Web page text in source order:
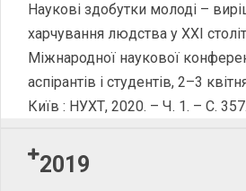
Наукові здобутки молоді –
харчування людства у XXI
Міжнародної наукової
аспірантів і студентів, 2–3
Київ : НУХТ, 2020. – Ч. 1. – С. 357.
2019